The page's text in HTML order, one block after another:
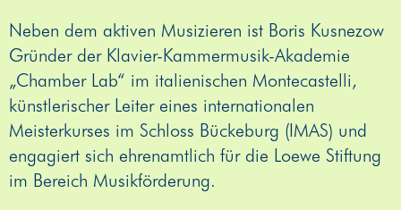
Neben dem aktiven Musizieren ist Boris Kusnezow
Gründer der Klavier-Kammermusik-Akademie
„Chamber Lab“ im italienischen Montecastelli,
künstlerischer Leiter eines internationalen
Meisterkurses im Schloss Bückeburg (IMAS) und
engagiert sich ehrenamtlich für die Loewe Stiftung
im Bereich Musikförderung.